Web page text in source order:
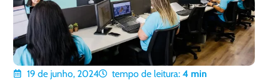
19 de junho, 2024 tempo de leitura: 4 min